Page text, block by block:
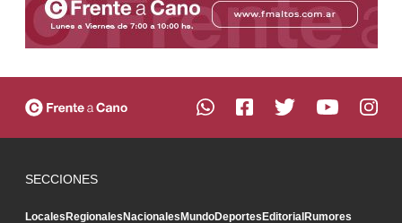
SECCIONES
LocalesRegionalesNacionalesMundoDeportesEditorialRumores